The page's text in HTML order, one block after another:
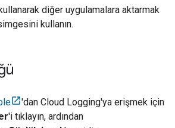
diğer uygulamalara aktarmak
kullanın.
'dan Cloud Logging'ya erişmek için
'i tıklayın, ardından